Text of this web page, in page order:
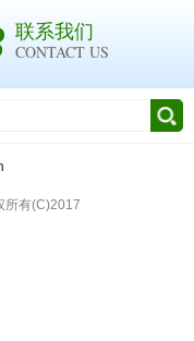
联系我们
CONTACT US
所有(C)2017